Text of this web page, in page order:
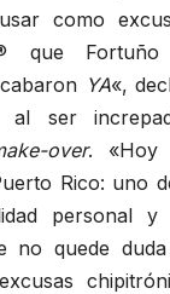
como
que
YA«,
al ser
over. «Hoy
Rico: uno
personal y
no quede